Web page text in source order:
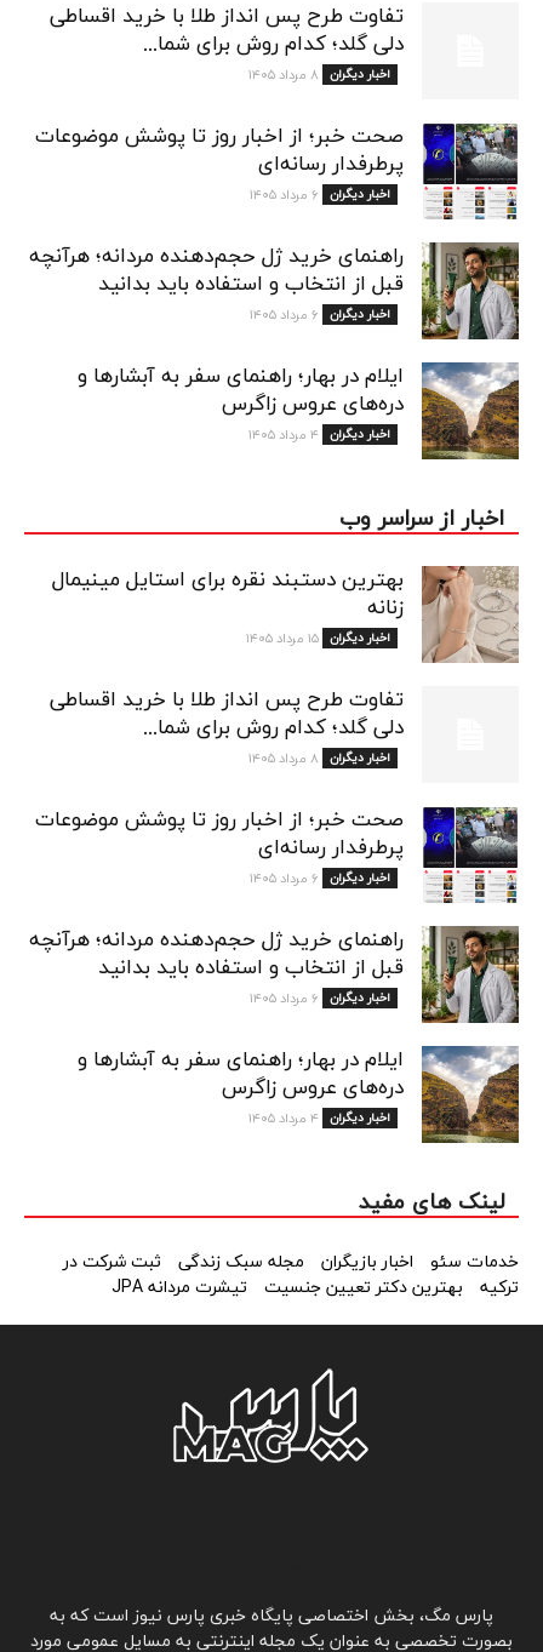
تفاوت طرح پس انداز طلا با خرید اقساطی
دلی گلد؛ کدام روش برای شما...
اخبار دیگران ۸ مرداد ۱۴۰۵
صحت خبر؛ از اخبار روز تا پوشش موضوعات
پرطرفدار رسانه‌ای
اخبار دیگران ۶ مرداد ۱۴۰۵
راهنمای خرید ژل حجم‌دهنده مردانه؛ هرآنچه
قبل از انتخاب و استفاده باید بدانید
اخبار دیگران ۶ مرداد ۱۴۰۵
ایلام در بهار؛ راهنمای سفر به آبشارها و
دره‌های عروس زاگرس
اخبار دیگران ۴ مرداد ۱۴۰۵
اخبار از سراسر وب
بهترین دستبند نقره برای استایل مینیمال
زنانه
اخبار دیگران ۱۵ مرداد ۱۴۰۵
تفاوت طرح پس انداز طلا با خرید اقساطی
دلی گلد؛ کدام روش برای شما...
اخبار دیگران ۸ مرداد ۱۴۰۵
صحت خبر؛ از اخبار روز تا پوشش موضوعات
پرطرفدار رسانه‌ای
اخبار دیگران ۶ مرداد ۱۴۰۵
راهنمای خرید ژل حجم‌دهنده مردانه؛ هرآنچه
قبل از انتخاب و استفاده باید بدانید
اخبار دیگران ۶ مرداد ۱۴۰۵
ایلام در بهار؛ راهنمای سفر به آبشارها و
دره‌های عروس زاگرس
اخبار دیگران ۴ مرداد ۱۴۰۵
لینک های مفید
خدمات سئو اخبار بازیگران مجله سبک زندگی
ثبت شرکت در
ترکیه
بهترین دکتر تعیین جنسیت تیشرت مردانه JPA
پارس مگ، بخش اختصاصی پایگاه خبری پارس نیوز است که به
بصورت تخصصی به عنوان یک مجله اینترنتی به مسايل عمومی مورد